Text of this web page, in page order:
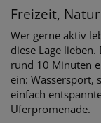
Freizeit,
Wer gerne aktiv
diese Lage lieben.
rund 10 Minuten
ein: Wassersport,
einfach
Uferpromenade.